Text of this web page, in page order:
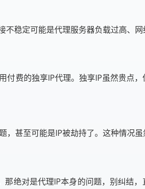
稳定可能是代理服务器负载过高、
费的独享IP代理。独享IP虽然贵点，
甚至可能是IP被劫持了。这种情况
绝对是代理IP本身的问题，别纠结